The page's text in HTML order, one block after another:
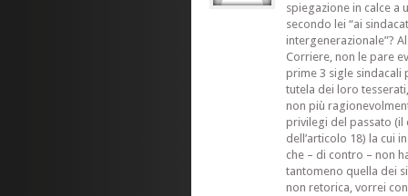
spiegazione in calce a
secondo lei “ai
intergenerazionale”?
Corriere, non le pare
prime 3 sigle sindacali
tutela dei loro
non più
privilegi del passato
dell’articolo 18) la cui
che – di contro – non
tantomeno quella dei
non retorica, vorrei